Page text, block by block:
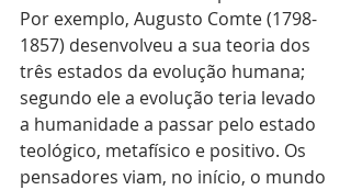
Por exemplo, Augusto Comte (1798-
1857) desenvolveu a sua teoria dos
três estados da evolução humana;
segundo ele a evolução teria levado
a humanidade a passar pelo estado
teológico, metafísico e positivo. Os
pensadores viam, no início, o mundo